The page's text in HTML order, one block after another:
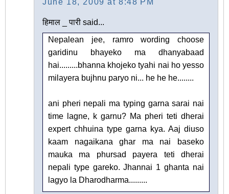
June 18, 2009 at 8:48 PM
हिमाल _ पारी said...
Nepalean jee, ramro wording choose
garidinu bhayeko ma dhanyabaad
hai.........bhanna khojeko tyahi nai ho yesso
milayera bujhnu paryo ni... he he he........
ani pheri nepali ma typing garna sarai nai
time lagne, k garnu? Ma pheri teti dherai
expert chhuina type garna kya. Aaj diuso
kaam nagaikana ghar ma nai baseko
mauka ma phursad payera teti dherai
nepali type gareko. Jhannai 1 ghanta nai
lagyo la Dharodharma.........